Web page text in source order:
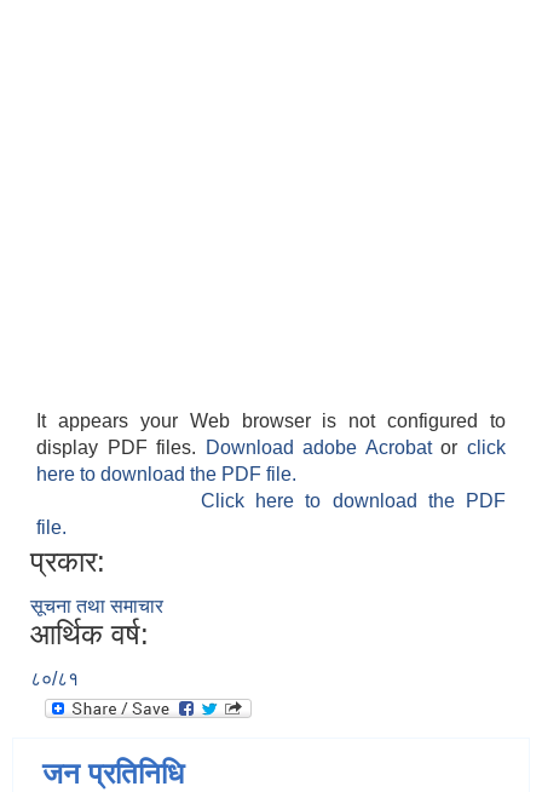
It appears your Web browser is not configured to
display PDF files.
Download adobe Acrobatorclick
here to download the PDF file.
Click here to download the PDF
file.
प्रकार:
सूचना तथा समाचार
आर्थिक वर्ष:
८०/८१
जन प्रतिनिधि